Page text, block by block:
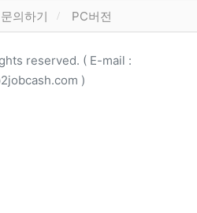
문의하기 PC버전
reserved. ( E-mail :
)